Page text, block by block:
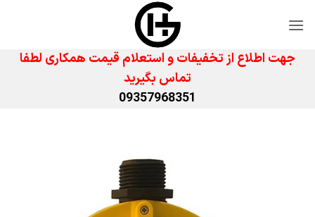
جهت اطلاع از تخفیفات و استعلام قیمت همکاری لطفا
تماس بگیرید
09357968351